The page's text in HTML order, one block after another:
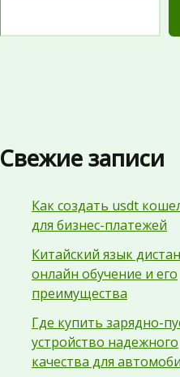
Свежие записи
Как создать usdt
для бизнес-платежей
Китайский язык
онлайн обучение и его
преимущества
Где купить зарядно-
устройство надежного
качества для